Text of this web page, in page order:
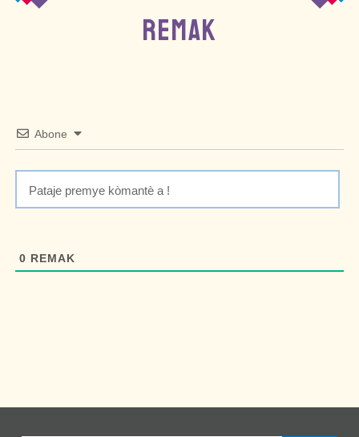
REMAK
Abone
0 REMAK